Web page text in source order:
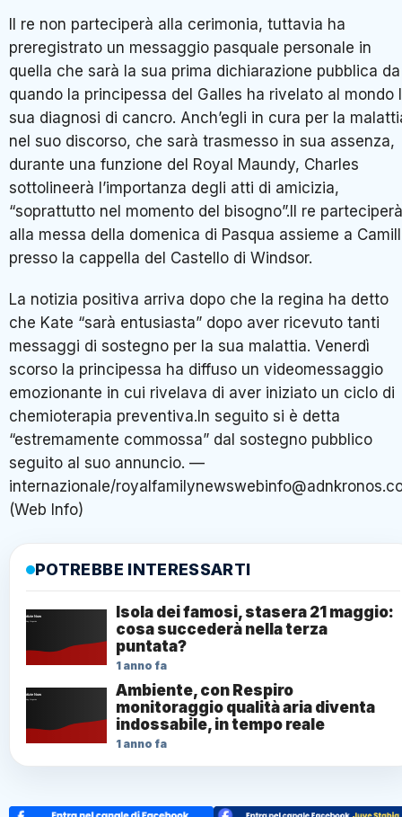
Il re non parteciperà alla cerimonia, tuttavia ha
preregistrato un messaggio pasquale personale in
quella che sarà la sua prima dichiarazione pubblica da
quando la principessa del Galles ha rivelato al mondo
sua diagnosi di cancro. Anch’egli in cura per la
nel suo discorso, che sarà trasmesso in sua assenza,
durante una funzione del Royal Maundy, Charles
sottolineerà l’importanza degli atti di amicizia,
“soprattutto nel momento del bisogno”.Il re parteciperà
alla messa della domenica di Pasqua assieme a
presso la cappella del Castello di Windsor.
La notizia positiva arriva dopo che la regina ha detto
che Kate “sarà entusiasta” dopo aver ricevuto tanti
messaggi di sostegno per la sua malattia. Venerdì
scorso la principessa ha diffuso un videomessaggio
emozionante in cui rivelava di aver iniziato un ciclo di
chemioterapia preventiva.In seguito si è detta
“estremamente commossa” dal sostegno pubblico
seguito al suo annuncio. —
internazionale/
(Web Info)
POTREBBE INTERESSARTI
Isola dei famosi, stasera 21 maggio:
cosa succederà nella terza
puntata?
1 anno fa
Ambiente, con Respiro
monitoraggio qualità aria diventa
indossabile, in tempo reale
1 anno fa